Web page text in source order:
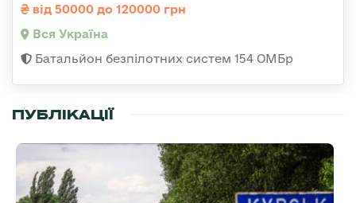
від 50000 до 120000 грн
Вся Україна
Батальйон безпілотних систем 154 ОМБр
ПУБЛІКАЦІЇ